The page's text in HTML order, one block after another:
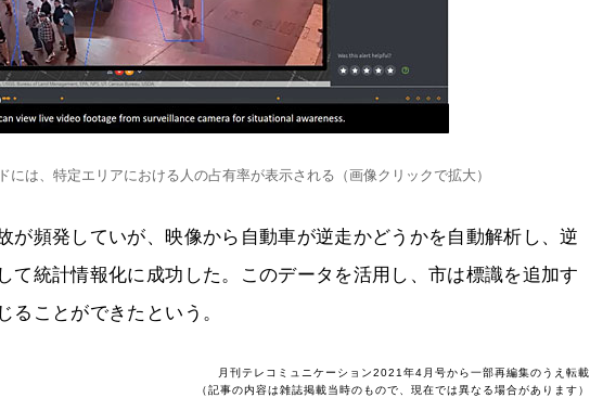
には、特定エリアにおける人の占有率が表示される（画像クリックで拡大）
が頻発していが、映像から自動車が逆走かどうかを自動解析し、逆
て統計情報化に成功した。このデータを活用し、市は標識を追加す
ることができたという。
月刊テレコミュニケーション2021年4月号から一部再編集のうえ転載
（記事の内容は雑誌掲載当時のもので、現在では異なる場合があります）